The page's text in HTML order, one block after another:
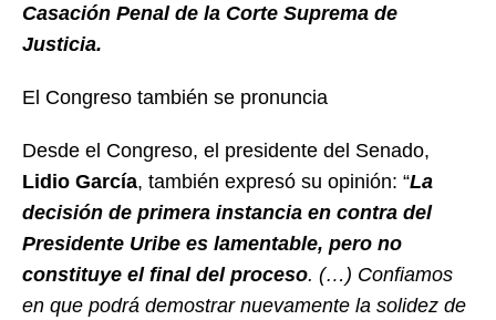
Casación Penal de la Corte Suprema de
Justicia.
El Congreso también se pronuncia
Desde el Congreso, el presidente del Senado,
Lidio García, también expresó su opinión: “La
decisión de primera instancia en contra del
Presidente Uribe es lamentable, pero no
constituye el final del proceso. (…) Confiamos
en que podrá demostrar nuevamente la solidez de